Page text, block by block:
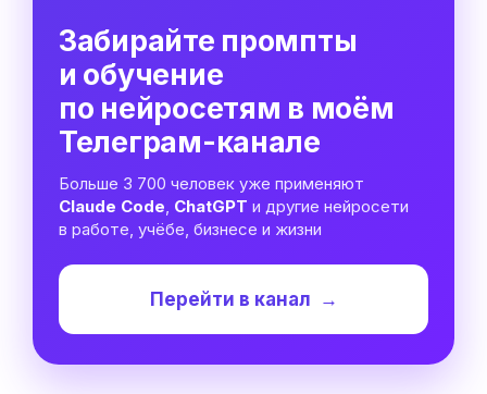
Забирайте промпты
и обучение
по нейросетям в моём
Телеграм-канале
Больше 3 700 человек уже применяют
Claude Code, ChatGPT и другие нейросети
в работе, учёбе, бизнесе и жизни
Перейти в канал →